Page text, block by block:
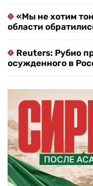
«Мы не хотим
области
Reuters: Рубио
осужденного в